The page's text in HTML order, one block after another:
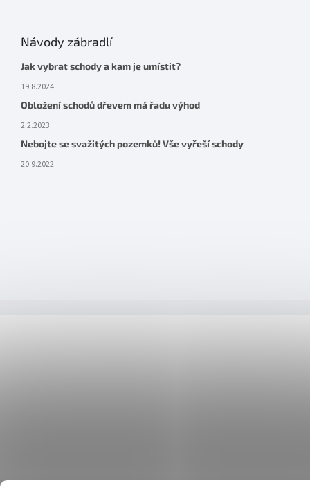
Návody zábradlí
Jak vybrat schody a kam je umístit?
19.8.2024
Obložení schodů dřevem má řadu výhod
2.2.2023
Nebojte se svažitých pozemků! Vše vyřeší schody
20.9.2022